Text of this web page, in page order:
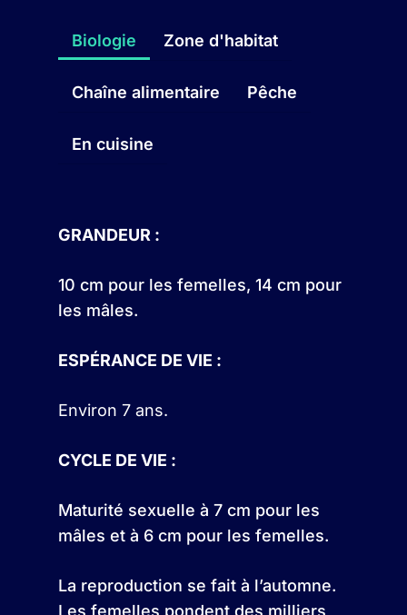
Biologie Zone d'habitat
Chaîne alimentaire Pêche
En cuisine
GRANDEUR :
10 cm pour les femelles, 14 cm pour
les mâles.
ESPÉRANCE DE VIE :
Environ 7 ans.
CYCLE DE VIE :
Maturité sexuelle à 7 cm pour les
mâles et à 6 cm pour les femelles.
La reproduction se fait à l’automne.
Les femelles pondent des milliers